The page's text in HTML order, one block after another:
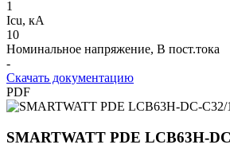
1
Icu, кА
10
Номинальное напряжение, В пост.тока
-
Скачать документацию
PDF
SMARTWATT PDE LCB63H-